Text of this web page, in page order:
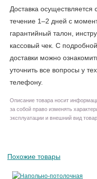
Доставка осуществляется
течение 1–2 дней с
гарантийный талон,
кассовый чек. С
доставки можно
уточнить все вопросы у
телефону.
Описание товара носит
за собой право изменять
эксплуатации и внешний вид
Похожие товары